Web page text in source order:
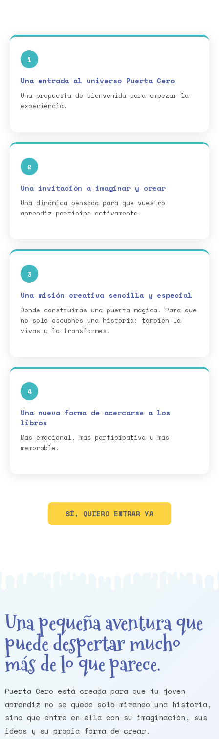
1
Una entrada al universo Puerta Cero
Una propuesta de bienvenida para empezar la
experiencia.
2
Una invitación a imaginar y crear
Una dinámica pensada para que vuestro
aprendiz participe activamente.
3
Una misión creativa sencilla y especial
Donde construirás una puerta mágica. Para que
no solo escuches una historia: también la
vivas y la transformes.
4
Una nueva forma de acercarse a los
libros
Más emocional, más participativa y más
memorable.
SÍ, QUIERO ENTRAR YA
Una pequeña aventura que
puede despertar mucho
más de lo que parece.
Puerta Cero está creada para que tu joven
aprendiz no se quede solo mirando una historia,
sino que entre en ella con su imaginación, sus
ideas y su propia forma de crear.